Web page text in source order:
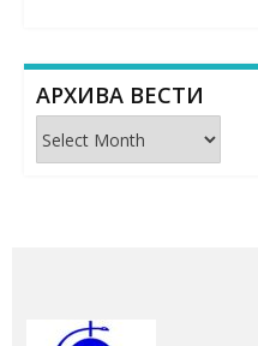
АРХИВА ВЕСТИ
Архива
вести